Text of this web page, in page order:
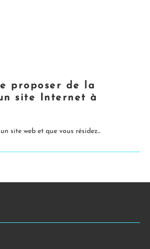
proposer de la
site Internet à
site web et que vous résidez...